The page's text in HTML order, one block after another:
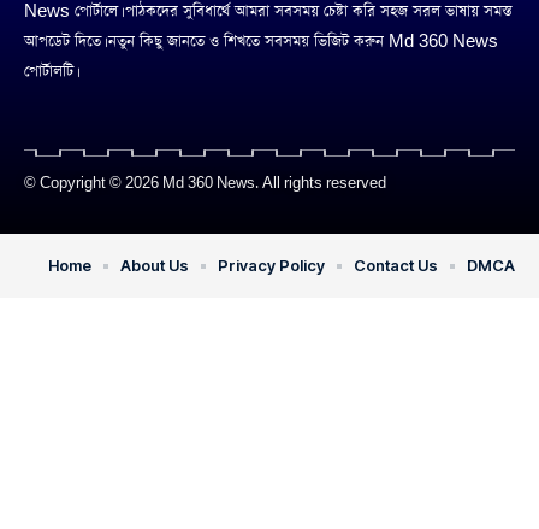
News পোর্টালে। পাঠকদের সুবিধার্থে আমরা সবসময় চেষ্টা করি সহজ সরল ভাষায় সমস্ত
আপডেট দিতে। নতুন কিছু জানতে ও শিখতে সবসময় ভিজিট করুন Md 360 News
পোর্টালটি।
© Copyright © 2026 Md 360 News. All rights reserved
Home About Us Privacy Policy Contact Us DMCA